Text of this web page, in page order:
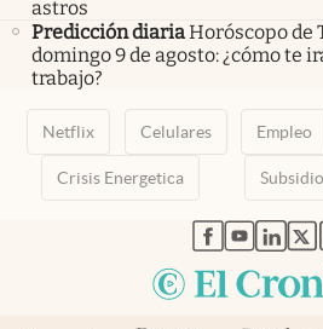
astros
Predicción diariaHoróscopo de
domingo 9 de agosto: ¿cómo te
trabajo?
Netflix Celulares Empleo
Crisis Energetica Subsidio
abre enabre en